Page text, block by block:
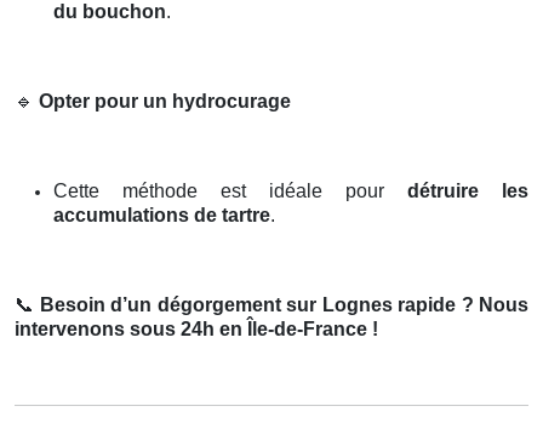
du bouchon.
🔹 Opter pour un hydrocurage
Cette méthode est idéale pour détruire les
accumulations de tartre.
📞 Besoin d’un dégorgement sur Lognes rapide ? Nous
intervenons sous 24h en Île-de-France !